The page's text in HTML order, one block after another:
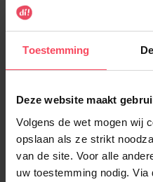
Toestemming
Deze website maakt
Volgens de wet mogen wij
opslaan als ze strikt
van de site. Voor alle
uw toestemming nodig.
BELLE COLOR
Permanente haarkleuring
€ 9,99 In winkelmandje